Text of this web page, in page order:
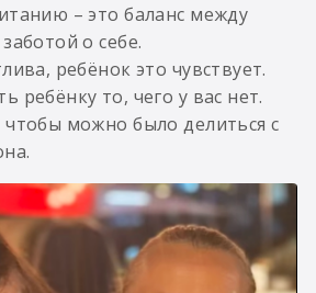
– это баланс между
о себе.
ребёнок это чувствует.
ребёнку то, чего у вас нет.
чтобы можно было делиться с